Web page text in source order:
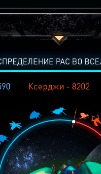
РАС ВО
Ксерджи - 8202